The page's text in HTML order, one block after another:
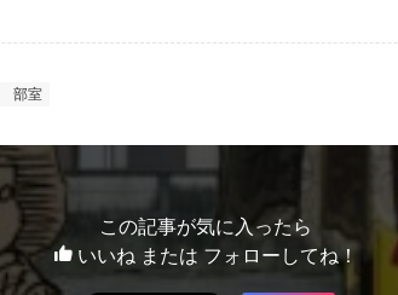
部室
この記事が気に入ったら
いいね または フォローしてね！